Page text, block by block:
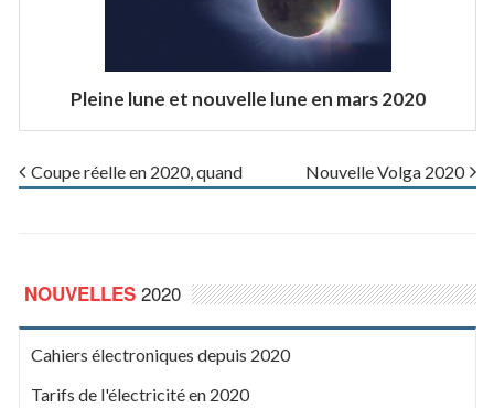
Pleine lune et nouvelle lune en mars 2020
Coupe réelle en 2020, quand Nouvelle Volga 2020
NOUVELLES2020
Cahiers électroniques depuis 2020
Tarifs de l'électricité en 2020